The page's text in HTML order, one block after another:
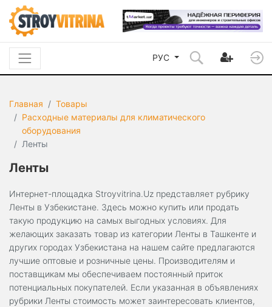
РУС
Главная
Товары
Расходные материалы для климатического
оборудования
Ленты
Ленты
Интернет-площадка Stroyvitrina.Uz представляет рубрику
Ленты в Узбекистане. Здесь можно купить или продать
такую продукцию на самых выгодных условиях. Для
желающих заказать товар из категории Ленты в Ташкенте и
других городах Узбекистана на нашем сайте предлагаются
лучшие оптовые и розничные цены. Производителям и
поставщикам мы обеспечиваем постоянный приток
потенциальных покупателей. Если указанная в объявлениях
рубрики Ленты стоимость может заинтересовать клиентов,